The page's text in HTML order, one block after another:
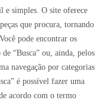
simples. O site oferece
que procura, tornando
pode encontrar os
“Busca” ou, ainda, pelos
navegação por categorias
é possível fazer uma
acordo com o termo